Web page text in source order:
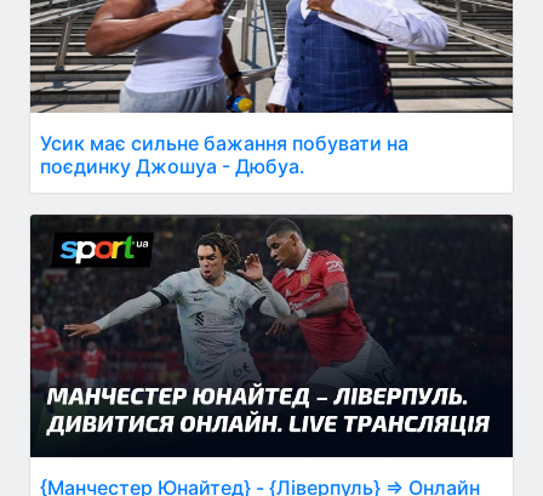
Усик має сильне бажання побувати на
поєдинку Джошуа - Дюбуа.
{Манчестер Юнайтед} - {Ліверпуль} ⇒ Онлайн